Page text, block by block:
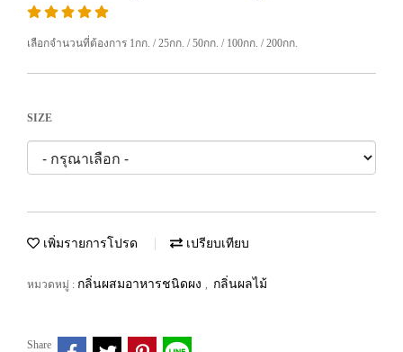
เลือกจำนวนที่ต้องการ 1กก. / 25กก. / 50กก. / 100กก. / 200กก.
SIZE
เพิ่มรายการโปรด เปรียบเทียบ
หมวดหมู่ : กลิ่นผสมอาหารชนิดผง , กลิ่นผลไม้
Share